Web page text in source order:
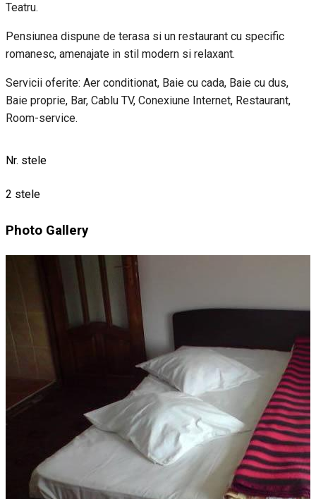
Teatru.
Pensiunea dispune de terasa si un restaurant cu specific
romanesc, amenajate in stil modern si relaxant.
Servicii oferite: Aer conditionat, Baie cu cada, Baie cu dus,
Baie proprie, Bar, Cablu TV, Conexiune Internet, Restaurant,
Room-service.
Nr. stele
2 stele
Photo Gallery